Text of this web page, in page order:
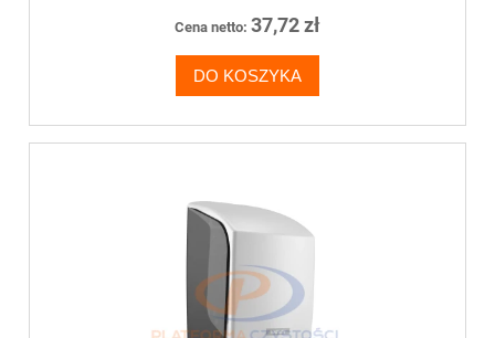
Cena netto: 37,72 zł
DO KOSZYKA